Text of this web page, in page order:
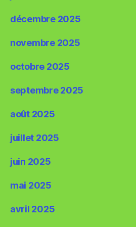
décembre 2025
novembre 2025
octobre 2025
septembre 2025
août 2025
juillet 2025
juin 2025
mai 2025
avril 2025